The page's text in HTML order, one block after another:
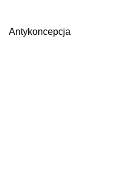
Antykoncepcja